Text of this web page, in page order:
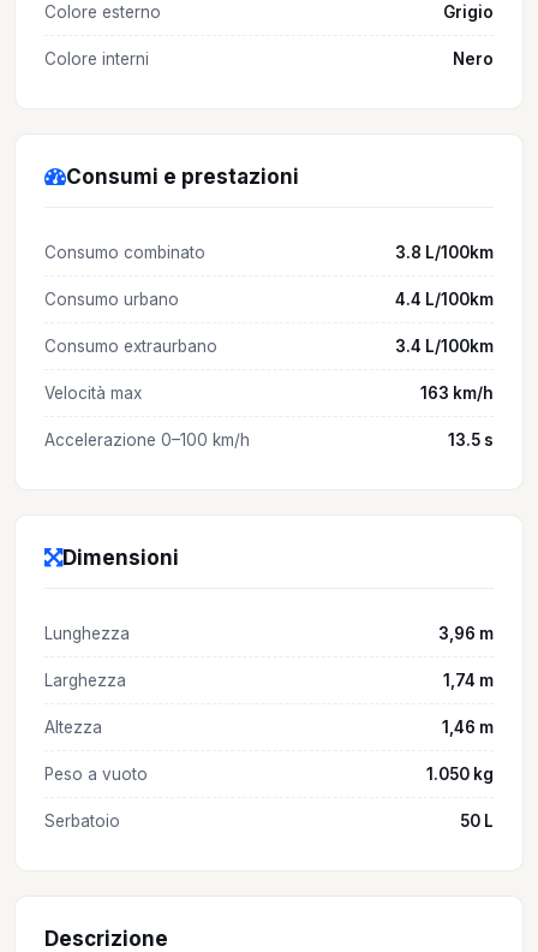
Colore esterno Grigio
Colore interni Nero
Consumi e prestazioni
Consumo combinato 3.8 L/100km
Consumo urbano 4.4 L/100km
Consumo extraurbano 3.4 L/100km
Velocità max 163 km/h
Accelerazione 0–100 km/h 13.5 s
Dimensioni
Lunghezza 3,96 m
Larghezza 1,74 m
Altezza 1,46 m
Peso a vuoto 1.050 kg
Serbatoio 50 L
Descrizione